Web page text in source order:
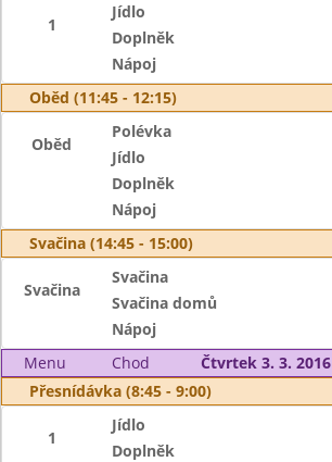
1
Jídlo
Doplněk
Nápoj
Oběd (11:45 - 12:15)
Oběd
Polévka
Jídlo
Doplněk
Nápoj
Svačina (14:45 - 15:00)
Svačina
Svačina
Svačina domů
Nápoj
Menu
Chod
Čtvrtek 3. 3. 2016
Přesnídávka (8:45 - 9:00)
1
Jídlo
Doplněk